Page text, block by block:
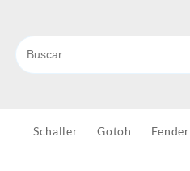
Schaller Gotoh Fender